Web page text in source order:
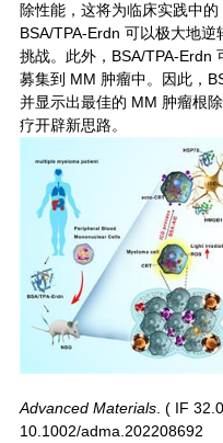
除性能，这将为临床实践中
BSA/TPA-Erdn 可以极大地
挑战。此外，BSA/TPA-Erdn
募集到 MM 肿瘤中。因此，
并显示出最佳的 MM 肿瘤根
疗开辟新思路。
Advanced Materials. ( IF
10.1002/adma.202208692